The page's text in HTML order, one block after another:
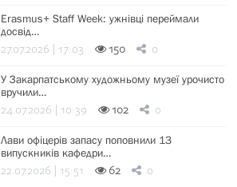
Erasmus+ Staff Week: ужнівці переймали
досвід…
27.07.2026 | 17:03 150 0
У Закарпатському художньому музеї урочисто
вручили…
24.07.2026 | 10:39 102 0
Лави офіцерів запасу поповнили 13
випускників кафедри…
22.07.2026 | 15:51 62 0